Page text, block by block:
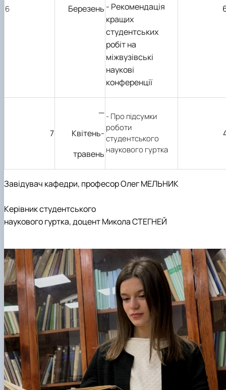
6 Березень - Рекомендація
кращих
студентських
робіт на
міжвузівські
наукові
конференції
7
—
Квітень-
травень
- Про підсумки
роботи
студентського
наукового гуртка
Завідувач кафедри, професор Олег МЕЛЬНИК
Керівник студентського
наукового гуртка, доцент Микола СТЕГНЕЙ